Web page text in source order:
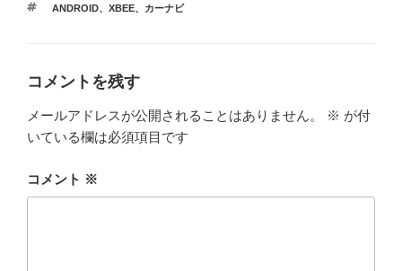
ゴ
タ
ANDROID、 XBEE、 カーナビ
コメントを残す
メールアドレスが公開されることはありません。 ※ が付
いている欄は必須項目です
コメント ※